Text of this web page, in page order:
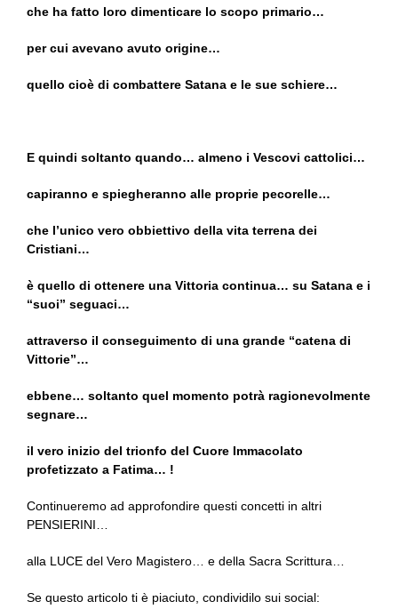
che ha fatto loro dimenticare lo scopo primario…
per cui avevano avuto origine…
quello cioè di combattere Satana e le sue schiere…
E quindi soltanto quando… almeno i Vescovi cattolici…
capiranno e spiegheranno alle proprie pecorelle…
che l’unico vero obbiettivo della vita terrena dei
Cristiani…
è quello di ottenere una Vittoria continua… su Satana e i
“suoi” seguaci…
attraverso il conseguimento di una grande “catena di
Vittorie”…
ebbene… soltanto quel momento potrà ragionevolmente
segnare…
il vero inizio del trionfo del Cuore Immacolato
profetizzato a Fatima… !
Continueremo ad approfondire questi concetti in altri
PENSIERINI…
alla LUCE del Vero Magistero… e della Sacra Scrittura…
Se questo articolo ti è piaciuto, condividilo sui social: